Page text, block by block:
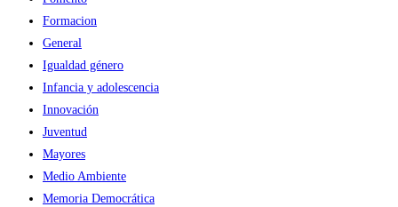
Formacion
General
Igualdad género
Infancia y adolescencia
Innovación
Juventud
Mayores
Medio Ambiente
Memoria Democrática